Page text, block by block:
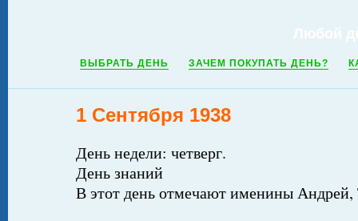
ВЫБРАТЬ ДЕНЬ ЗАЧЕМ ПОКУПАТЬ ДЕНЬ?
1 Сентября 1938
День недели: четверг.
День знаний
В этот день отмечают именины